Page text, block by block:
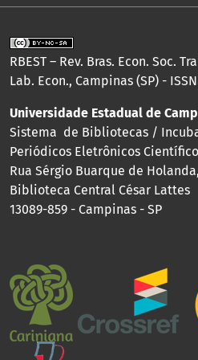
RBEST – Rev. Bras. Econ. Soc.
Lab. Econ., Campinas (SP) -
Universidade Estadual de
Sistema de Bibliotecas /
Periódicos Eletrônicos
Rua Sérgio Buarque de
Biblioteca Central César Lattes
13089-859 - Campinas - SP